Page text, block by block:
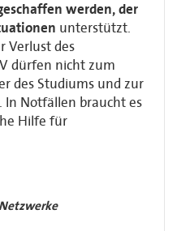
werden, der
unterstützt.
Verlust des
dürfen nicht zum
des Studiums und zur
In Notfällen braucht es
Hilfe für